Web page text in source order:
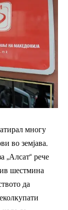
многу
во земјава.
„Алсат“ рече
шестмина
да